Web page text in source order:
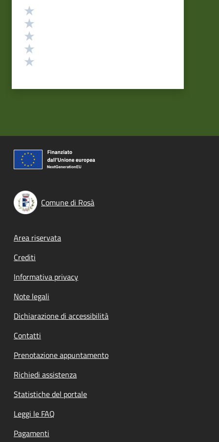
Valutazione
Comune di Rosà
Footer menu
Area riservata
Crediti
Informativa privacy
Note legali
Dichiarazione di accessibilità
Contatti
Prenotazione appuntamento
Richiedi assistenza
Statistiche del portale
Leggi le FAQ
Pagamenti